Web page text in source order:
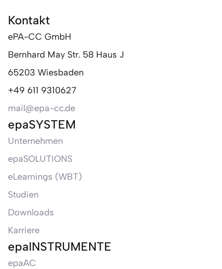
Kontakt
ePA-CC GmbH
Bernhard May Str. 58 Haus J
65203 Wiesbaden
+49 611 9310627
mail@epa-cc.de
epaSYSTEM
Unternehmen
epaSOLUTIONS
eLearnings (WBT)
Studien
Downloads
Karriere
epaINSTRUMENTE
epaAC